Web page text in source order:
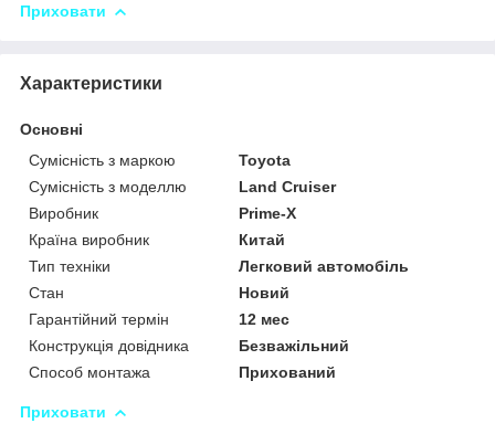
Приховати
Характеристики
Основні
Сумісність з маркою
Toyota
Сумісність з моделлю
Land Cruiser
Виробник
Prime-X
Країна виробник
Китай
Тип техніки
Легковий автомобіль
Стан
Новий
Гарантійний термін
12 мес
Конструкція довідника
Безважільний
Способ монтажа
Прихований
Приховати